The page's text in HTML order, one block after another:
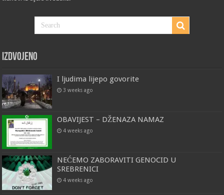
Izdvojeno
I ljudima lijepo govorite
3 weeks ago
OBAVIJEST – DŽENAZA NAMAZ
4 weeks ago
NEĆEMO ZABORAVITI GENOCID U
SREBRENICI
4 weeks ago